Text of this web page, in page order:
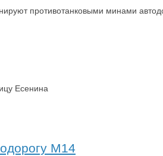
противотанковыми минами
Есенина
М14